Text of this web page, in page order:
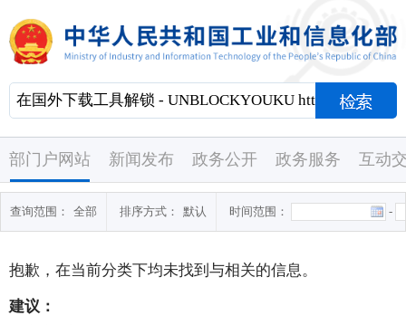
部门户网站 新闻发布 政务公开 政务服务 互动
查询范围： 全部 排序方式： 默认 时间范围： -
抱歉，在当前分类下均未找到与相关的信息。
建议：